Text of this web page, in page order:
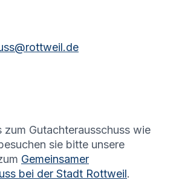
zum Gutachterausschuss wie
sie bitte unsere
Gemeinsamer
bei der Stadt Rottweil.